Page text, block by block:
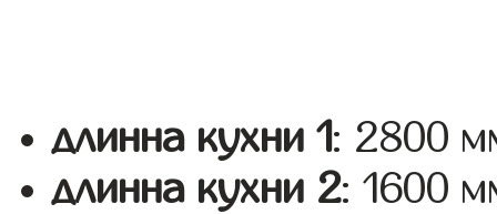
длинна кухни 1: 2800
длинна кухни 2: 1600